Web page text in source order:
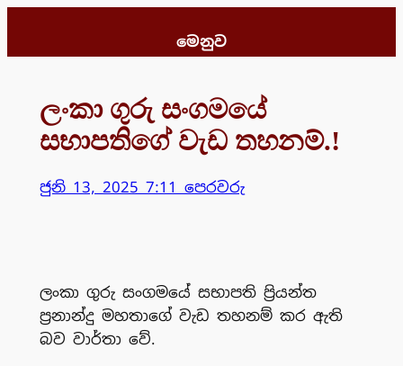
මෙනුව
ලංකා ගුරු සංගමයේ
සභාපතිගේ වැඩ තහනම්.!
ජුනි 13, 2025 7:11 පෙරවරු
ලංකා ගුරු සංගමයේ සභාපති ප්‍රියන්ත
ප්‍රනාන්දු මහතාගේ වැඩ තහනම් කර ඇති
බව වාර්තා වේ.